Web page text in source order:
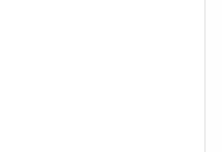
- Système anti-torsion *
paramétrage